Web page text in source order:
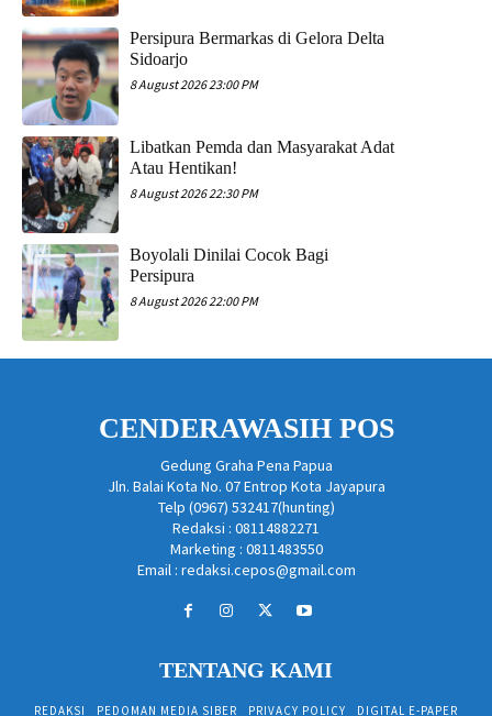
Persipura Bermarkas di Gelora Delta
Sidoarjo
8 August 2026 23:00 PM
Libatkan Pemda dan Masyarakat Adat
Atau Hentikan!
8 August 2026 22:30 PM
Boyolali Dinilai Cocok Bagi
Persipura
8 August 2026 22:00 PM
CENDERAWASIH POS
Gedung Graha Pena Papua
Jln. Balai Kota No. 07 Entrop Kota Jayapura
Telp (0967) 532417(hunting)
Redaksi : 08114882271
Marketing : 0811483550
Email : redaksi.cepos@gmail.com
TENTANG KAMI
REDAKSI PEDOMAN MEDIA SIBER PRIVACY POLICY DIGITAL E-PAPER